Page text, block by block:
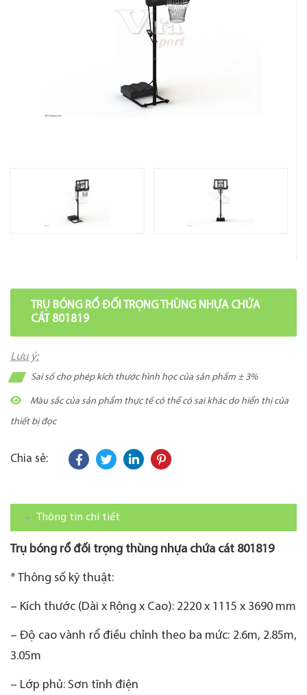
TRỤ BÓNG RỔ ĐỐI TRỌNG THÙNG NHỰA CHỨA
CÁT 801819
Lưu ý:
Sai số cho phép kích thước hình học của sản phẩm ± 3%
Màu sắc của sản phẩm thực tế có thể có sai khác do hiển thị của
thiết bị đọc
Chia sẻ:
Thông tin chi tiết
Trụ bóng rổ đối trọng thùng nhựa chứa cát 801819
* Thông số kỹ thuật:
– Kích thước (Dài x Rộng x Cao): 2220 x 1115 x 3690 mm
– Độ cao vành rổ điều chỉnh theo ba mức: 2.6m, 2.85m,
3.05m
– Lớp phủ: Sơn tĩnh điện